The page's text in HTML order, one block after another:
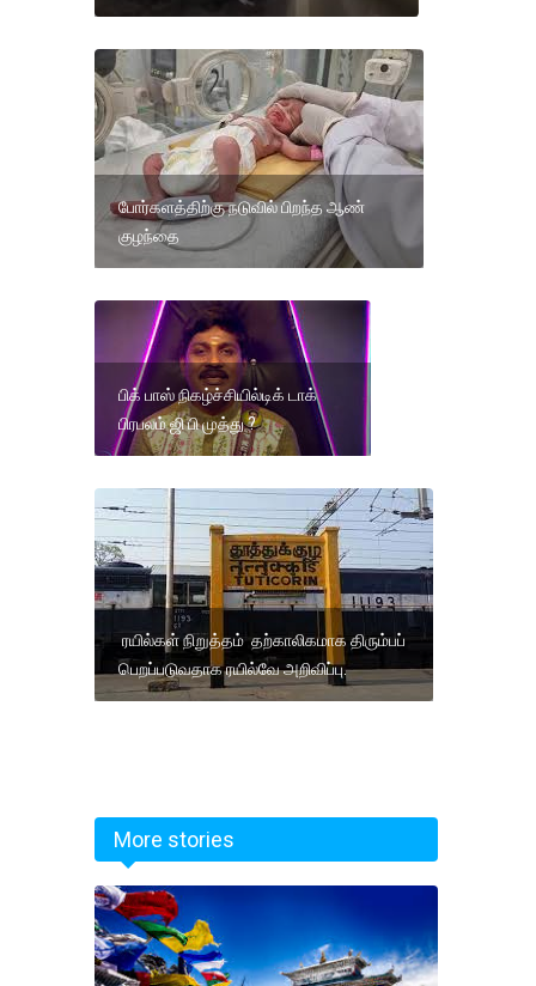
போர்களத்திற்கு நடுவில் பிறந்த ஆண்
குழந்தை
பிக் பாஸ் நிகழ்ச்சியில்டிக் டாக்
பிரபலம் ஜி பி முத்து ?
ரயில்கள் நிறுத்தம் தற்காலிகமாக திரும்பப்
பெறப்படுவதாக ரயில்வே அறிவிப்பு.
More stories